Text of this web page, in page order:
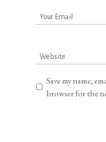
Save my name,
browser for the